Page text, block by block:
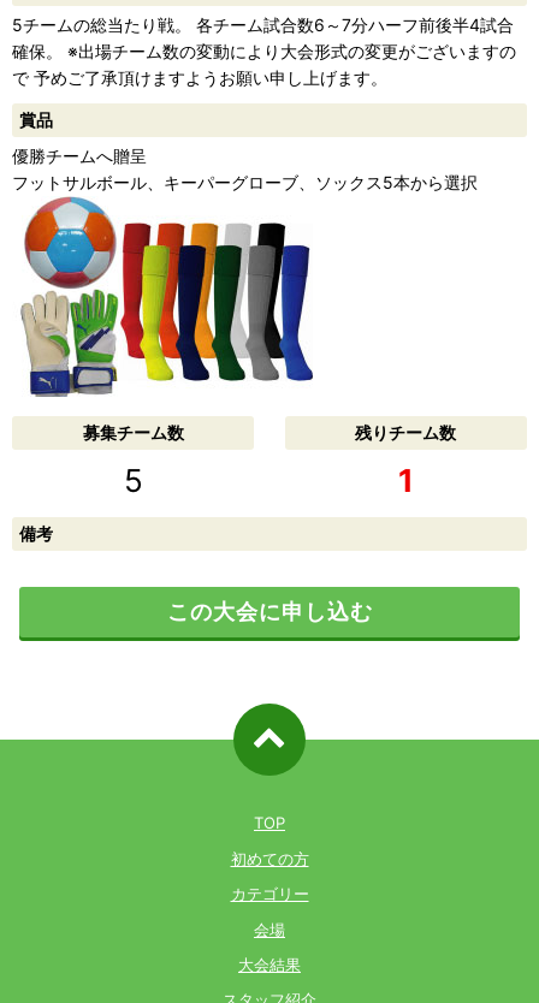
5チームの総当たり戦。 各チーム試合数6～7分ハーフ前後半4試合
確保。 ※出場チーム数の変動により大会形式の変更がございますの
で 予めご了承頂けますようお願い申し上げます。
賞品
優勝チームへ贈呈
フットサルボール、キーパーグローブ、ソックス5本から選択
募集チーム数
5
残りチーム数
1
備考
この大会に申し込む
TOP
初めての方
カテゴリー
会場
大会結果